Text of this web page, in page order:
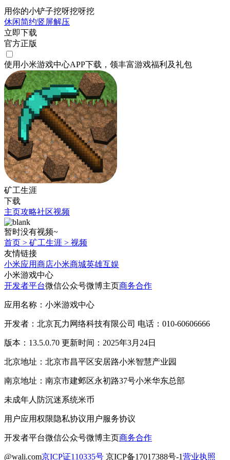
用你的小铲子挖呀挖呀挖
休闲简约竖屏解压
立即下载
官方正版
使用小米游戏中心APP下载 ，领丰富游戏福利 及礼包
矿工生涯
下载
主页攻略社区视频
暂时没有视频~
首页 > 矿工生涯 > 视频
友情链接
小米应用商店小米商城英雄互娱
小米游戏中心
开发者平台微信公众号微博主页商务合作
应用名称：小米游戏中心
开发者：北京瓦力网络科技有限公司 电话：010-60606666
版本：13.5.0.70 更新时间：2025年3月24日
北京地址：北京市昌平区安居路小米智慧产业园
南京地址：南京市建邺区永初路37号小米华东总部
未成年人防沉迷系统米币
用户应用权限隐私协议用户服务协议
开发者平台微信公众号微博主页商务合作
@wali.com京ICP证110335号 京ICP备17017388号-1营业执照